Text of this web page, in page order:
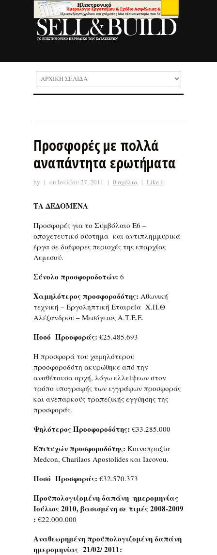
Προσφορές με πολλά
αναπάντητα ερωτήματα
by | on Ιουλίου 27, 2011 | 0 σχόλια | Like it
ΤΑ ΔΕΔΟΜΕΝΑ
Προσφορές για το Συμβόλαιο Ε6 –
αποχετευτικό σύστημα και αντιπλημμυρικά
έργα σε διάφορες περιοχές της επαρχίας
Λεμεσού.
Σύνολο προσφοροδοτών: 6
Χαμηλότερος προσφοροδότης: Αθωνική
τεχνική – Εργοληπτική Εταιρεία Χ.Π.Θ
Αλέξανδρου – Μεσόγειος Α.Τ.Ε.Ε.
Ποσό Προσφοράς: €25.485.693
Η προσφορά του χαμηλότερου
προσφοροδότη ακυρώθηκε από την
αναθέτουσα αρχή, λόγω ελλείψεων στον
τρόπο υπογραφής των εγγράφων προσφοράς
και ανεπαρκούς τραπεζικής εγγύησης της
προσφοράς.
Ψηλότερος Προσφοροδότης: €33.285.000
Επιτυχών προσφοροδότης: Κοινοπραξία
Medcon, Charilaos Apostolides και Iacovou.
Ποσό Προσφοράς: €32.570.373
Προϋπολογιζομένη δαπάνη ημερομηνίας
Ιούλιος 2010, βασισμένη σε τιμές 2008-2009
: €22.000.000
Αναθεωρημένη προϋπολογιζομένη δαπάνη
ημερομηνίας 21/02/ 2011: